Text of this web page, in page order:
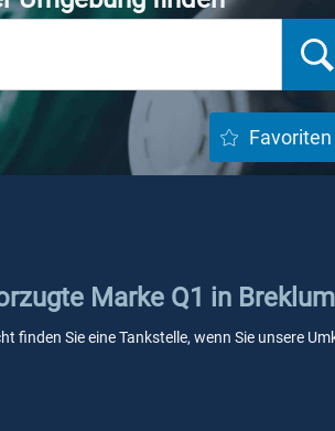
Favoriten
Marke Q1 in Breklum
finden Sie eine Tankstelle, wenn Sie unsere